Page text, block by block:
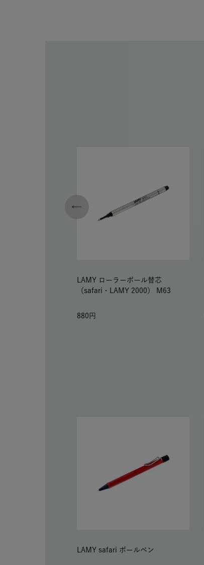
LAMY ローラーボール替芯
（safari・LAMY 2000） M63
880
LAMY safari ボールペン